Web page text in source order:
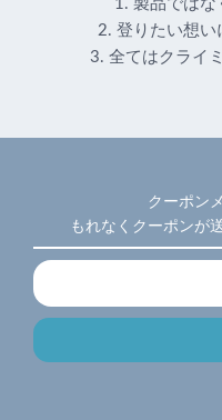
1. 製品ではな
2. 登りたい想い
3. 全てはクライ
クーポン
もれなくクーポンが